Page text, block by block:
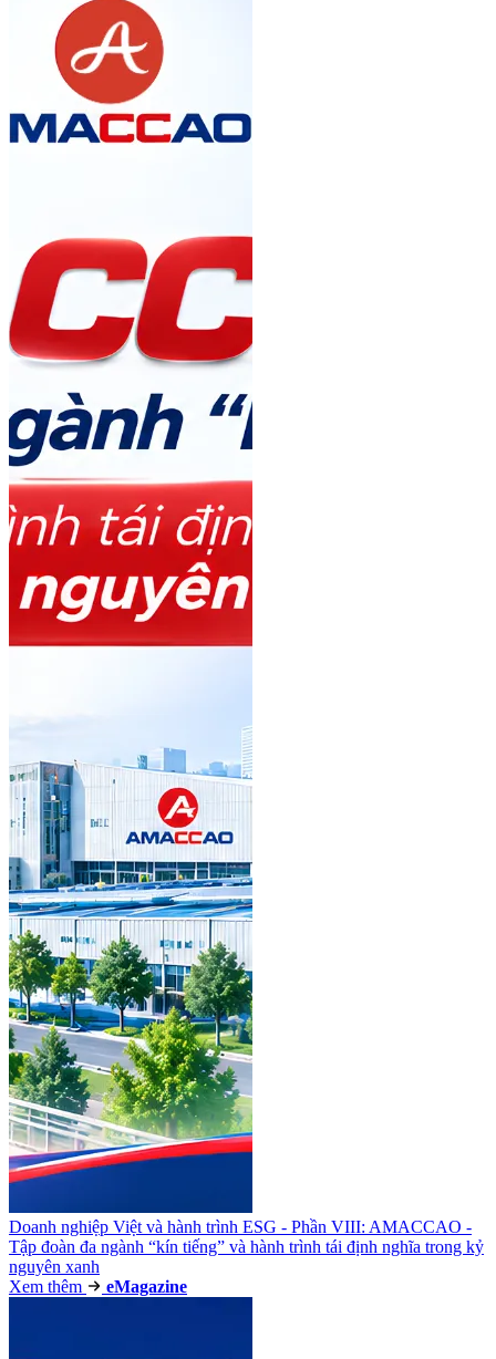
Doanh nghiệp Việt và hành trình ESG - Phần VIII: AMACCAO -
Tập đoàn đa ngành “kín tiếng” và hành trình tái định nghĩa trong kỷ
nguyên xanh
Xem thêm
eMagazine